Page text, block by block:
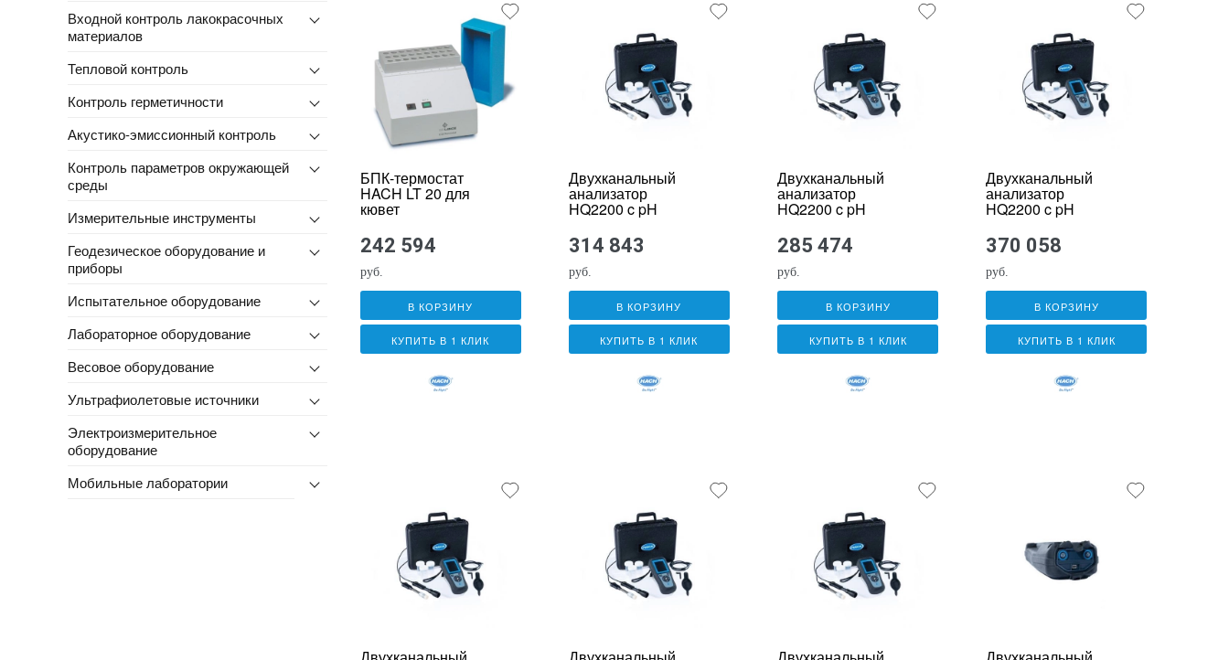
Входной контроль лакокрасочных
материалов
Тепловой контроль
Контроль герметичности
Акустико-эмиссионный контроль
Контроль параметров окружающей
среды
Измерительные инструменты
Геодезическое оборудование и
приборы
Испытательное оборудование
Лабораторное оборудование
Весовое оборудование
Ультрафиолетовые источники
Электроизмерительное
оборудование
Мобильные лаборатории
БПК-термостат
HACH LT 20 для
кювет
242 594
руб.
В КОРЗИНУ
КУПИТЬ В 1 КЛИК
Двухканальный
анализатор
HQ2200 c pH
электродом
PHC10101 и
датчиком
CDC10101
314 843
руб.
В КОРЗИНУ
КУПИТЬ В 1 КЛИК
Двухканальный
анализатор
HQ2200 c pH
электродом
PHC10101 и
датчиком
CDC40101
285 474
руб.
В КОРЗИНУ
КУПИТЬ В 1 КЛИК
Двухканальный
анализатор
HQ2200 c pH
электродом
PHC10105 и
датчиком
CDC10105
370 058
руб.
В КОРЗИНУ
КУПИТЬ В 1 КЛИК